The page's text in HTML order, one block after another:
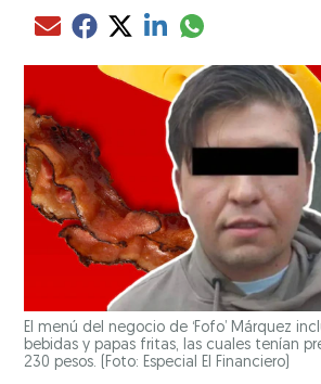
Compartir el artículo actual mediante
Compartir el artículo actual
Compartir el artículo actual
Compartir el artículo
Compartir el
El menú del negocio de ‘Fofo’ Márquez
bebidas y papas fritas, las cuales tenían
230 pesos. (Foto: Especial El Financiero)